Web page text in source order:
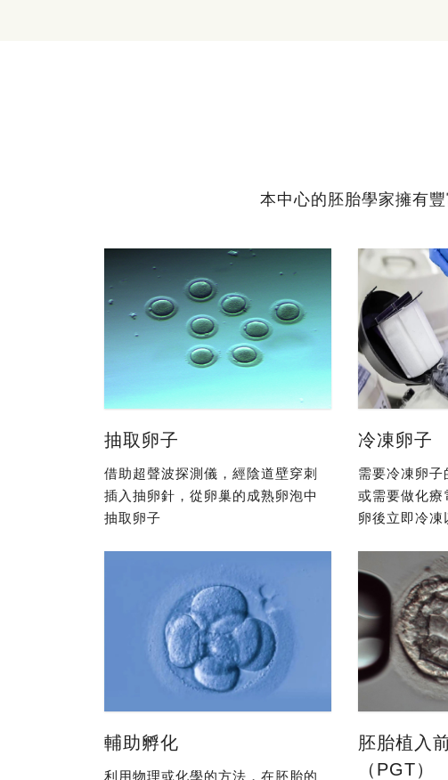
本中心的胚胎學家擁有
抽取卵子
借助超聲波探測儀，經陰道壁穿刺
插入抽卵針，從卵巢的成熟卵泡中
抽取卵子
冷凍卵子
需要冷凍卵子
或需要做化療
卵後立即冷凍
輔助孵化
利用物理或化學的方法，在胚胎的
胚胎植入
（PGT）